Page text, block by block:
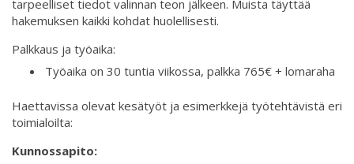
tarpeelliset tiedot valinnan teon jälkeen. Muista täyttää
hakemuksen kaikki kohdat huolellisesti.
Palkkaus ja työaika:
Työaika on 30 tuntia viikossa, palkka 765€ + lomaraha
Haettavissa olevat kesätyöt ja esimerkkejä työtehtävistä eri
toimialoilta:
Kunnossapito: